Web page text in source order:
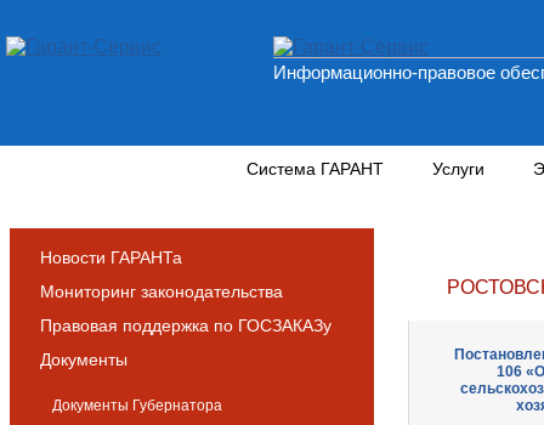
Информационно-правовое
Система ГАРАНТ Услуги
Новости ГАРАНТа
Мониторинг законодательства
Правовая поддержка по ГОСЗАКАЗу
Документы
Документы Губернатора
106